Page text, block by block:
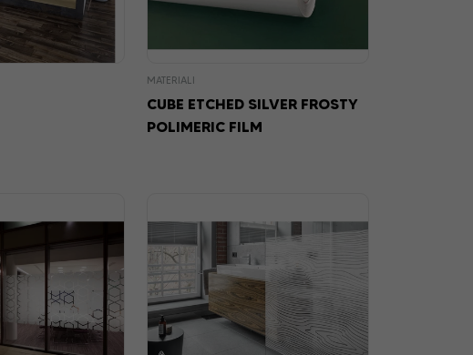
MATERIALI
CUBE ETCHED SILVER FROSTY
POLIMERIC FILM